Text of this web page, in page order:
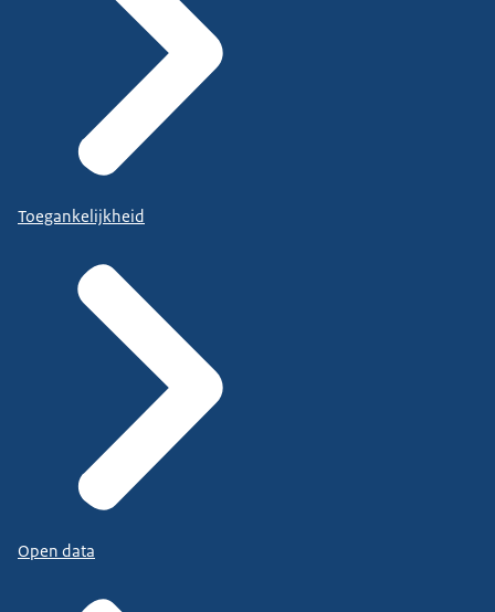
Toegankelijkheid
Open data